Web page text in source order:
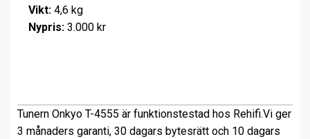
Vikt: 4,6 kg
Nypris: 3.000 kr
Tunern Onkyo T-4555 är funktionstestad hos Rehifi.Vi ger
3 månaders garanti, 30 dagars bytesrätt och 10 dagars